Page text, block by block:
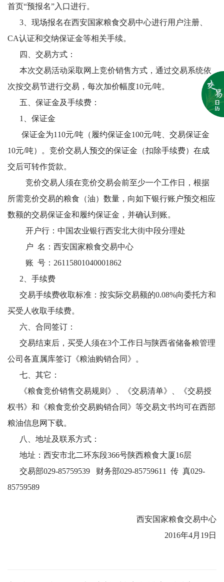
首页“预报名”入口进行。
3、现场报名在西安国家粮食交易中心进行用户注册、
CA认证和交纳保证金等相关手续。
四、交易方式：
本次交易活动采取网上竞价销售方式，通过交易系统依
次按交易节进行交易，每次加价幅度10元/吨。
五、保证金及手续费：
1、保证金
保证金为110元/吨（履约保证金100元/吨、交易保证金
10元/吨）。竞价交易人预交的保证金（扣除手续费）在成
交后可转作货款。
竞价交易人须在竞价交易会前至少一个工作日，根据
所需竞价交易的粮食（油）数量，向如下银行账户预交相应
数额的交易保证金和履约保证金，并确认到账。
开户行：中国农业银行西安北大街中段分理处
户 名：西安国家粮食交易中心
账 号：26115801040001862
2、手续费
交易手续费收取标准：按实际交易额的0.08%向委托方和
买受人收取手续费。
六、合同签订：
交易结束后，买受人须在3个工作日与陕西省储备粮管理
公司各直属库签订《粮油购销合同》。
七、其它：
《粮食竞价销售交易规则》、《交易清单》、《交易授
权书》和《粮食竞价交易购销合同》等交易文书均可在西部
粮油信息网下载。
八、地址及联系方式：
地址：西安市北二环东段366号陕西粮食大厦16层
交易部029-85759539 财务部029-85759611 传 真029-
85759589
西安国家粮食交易中心
2016年4月19日